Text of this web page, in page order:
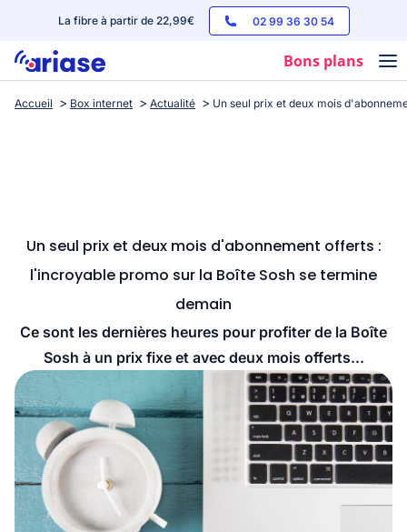
La fibre à partir de 22,99€ 02 99 36 30 54
Bons plans
Box internet
Streaming
Accueil Box internet Actualité Un seul prix et deux mois
Un seul prix et deux mois d'abonnement offerts :
l'incroyable promo sur la Boîte Sosh se termine
demain
Ce sont les dernières heures pour profiter de la Boîte
Sosh à un prix fixe et avec deux mois offerts...